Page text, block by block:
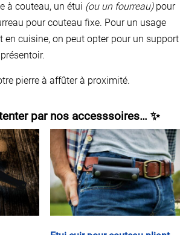
à couteau, un étui (ou un fourreau)pour
pour couteau fixe. Pour un usage
en cuisine, on peut opter pour un support
pierre à affûter à proximité.
par nos accesssoires… ✨